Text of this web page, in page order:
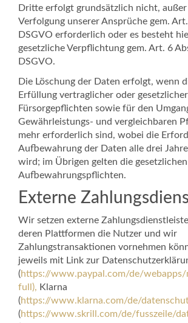
Dritte erfolgt grundsätzlich nicht,
Verfolgung unserer Ansprüche gem.
DSGVO erforderlich oder es besteht
gesetzliche Verpflichtung gem. Art. 6
DSGVO.
Die Löschung der Daten erfolgt, wenn
Erfüllung vertraglicher oder gesetzlicher
Fürsorgepflichten sowie für den
Gewährleistungs- und vergleichbaren
mehr erforderlich sind, wobei die
Aufbewahrung der Daten alle drei
wird; im Übrigen gelten die gesetzlichen
Aufbewahrungspflichten.
Externe
Wir setzen externe
deren Plattformen die Nutzer und wir
Zahlungstransaktionen vornehmen
jeweils mit Link zur
(https://www.paypal.com/de/
full), Klarna
(https://www.klarna.com/de/
(https://www.skrill.com/de/fusszeile/